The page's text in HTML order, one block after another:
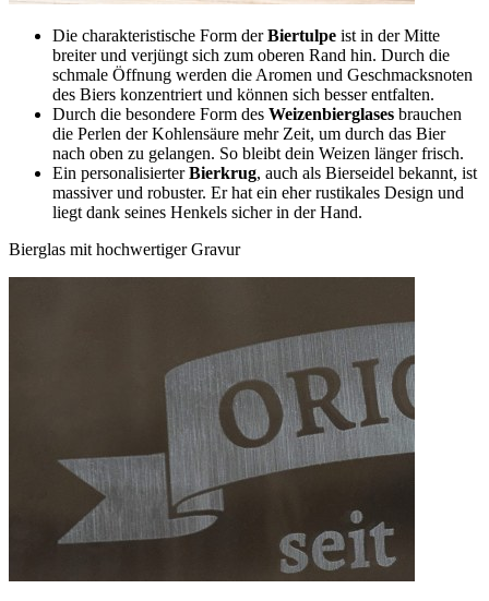
Die charakteristische Form derBiertulpe ist in der Mitte
breiter und verjüngt sich zum oberen Rand hin. Durch die
schmale Öffnung werden die Aromen und Geschmacksnoten
des Biers konzentriert und können sich besser entfalten.
Durch die besondere Form des Weizenbierglases brauchen
die Perlen der Kohlensäure mehr Zeit, um durch das Bier
nach oben zu gelangen. So bleibt dein Weizen länger frisch.
Ein personalisierterBierkrug, auch als Bierseidel bekannt, ist
massiver und robuster. Er hat ein eher rustikales Design und
liegt dank seines Henkels sicher in der Hand.
Bierglas mit hochwertiger Gravur